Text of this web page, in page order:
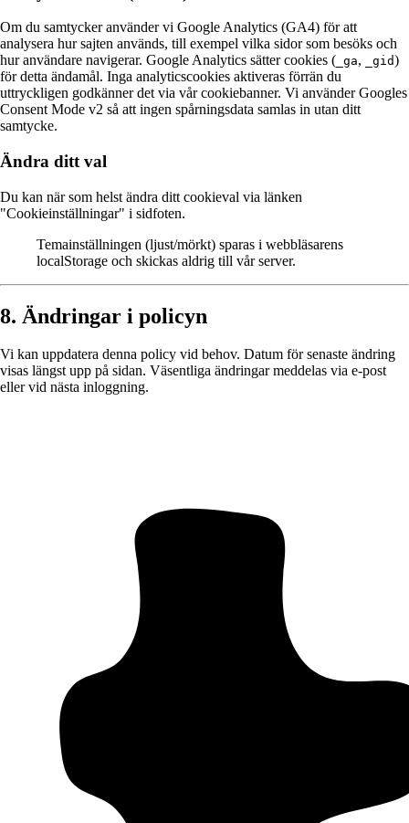
Om du samtycker använder vi Google Analytics (GA4) för att
analysera hur sajten används, till exempel vilka sidor som besöks och
hur användare navigerar. Google Analytics sätter cookies ( _ga, _gid)
för detta ändamål. Inga analyticscookies aktiveras förrän du
uttryckligen godkänner det via vår cookiebanner. Vi använder Googles
Consent Mode v2 så att ingen spårningsdata samlas in utan ditt
samtycke.
Ändra ditt val
Du kan när som helst ändra ditt cookieval via länken
"Cookieinställningar" i sidfoten.
Temainställningen (ljust/mörkt) sparas i webbläsarens
localStorage och skickas aldrig till vår server.
8. Ändringar i policyn
Vi kan uppdatera denna policy vid behov. Datum för senaste ändring
visas längst upp på sidan. Väsentliga ändringar meddelas via e-post
eller vid nästa inloggning.